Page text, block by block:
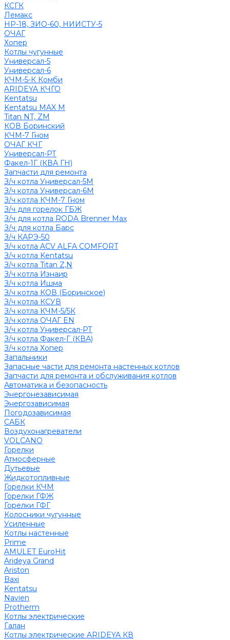
КСГК
Лемакс
НР-18, ЗИО-60, НИИСТУ-5
ОЧАГ
Хопер
Котлы чугунные
Универсал-5
Универсал-6
КЧМ-5-К Комби
ARIDEYA КЧГО
Kentatsu
Kentatsu MAX M
Titan NT, ZM
КОВ Боринский
КЧМ-7 Гном
ОЧАГ КЧГ
Универсал-РТ
Факел-1Г (КВА ГН)
Запчасти для ремонта
З/ч котла Универсал-5М
З/ч котла Универсал-6М
З/ч котла КЧМ-7 Гном
З/ч для горелок ГБЖ
З/ч для котла RODA Brenner Max
З/ч для котла Барс
З/ч КАРЭ-50
З/ч котла ACV ALFA COMFORT
З/ч котла Kentatsu
З/ч котла Titan Z,N
З/ч котла Изнаир
З/ч котла Ишма
З/ч котла КОВ (Боринское)
З/ч котла КСУВ
З/ч котла КЧМ-5/5К
З/ч котла ОЧАГ EN
З/ч котла Универсал-РТ
З/ч котла Факел-Г (КВА)
З/ч котла Хопер
Запальники
Запасные части для ремонта настенных котлов
Запчасти для ремонта и обслуживания котлов
Автоматика и безопасность
Энергонезависимая
Энергозависимая
Погодозависимая
САБК
Воздухонагреватели
VOLCANO
Горелки
Атмосферные
Дутьевые
Жидкотопливные
Горелки КЧМ
Горелки ГФЖ
Горелки ГФГ
Колосники чугунные
Усиленные
Котлы настенные
Prime
AMULET EuroHit
Arideya Grand
Ariston
Baxi
Kentatsu
Navien
Protherm
Котлы электрические
Галан
Котлы электрические ARIDEYA КВ